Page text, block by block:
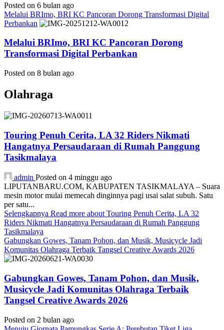
Posted on 6 bulan ago
Melalui BRImo, BRI KC Pancoran Dorong Transformasi Digital
Perbankan
Melalui BRImo, BRI KC Pancoran Dorong
Transformasi Digital Perbankan
Posted on 8 bulan ago
Olahraga
Touring Penuh Cerita, LA 32 Riders Nikmati
Hangatnya Persaudaraan di Rumah Panggung
Tasikmalaya
admin Posted on 4 minggu ago
LIPUTANBARU.COM, KABUPATEN TASIKMALAYA – Suara
mesin motor mulai memecah dinginnya pagi usai salat subuh. Satu
per satu...
Selengkapnya Read more about Touring Penuh Cerita, LA 32
Riders Nikmati Hangatnya Persaudaraan di Rumah Panggung
Tasikmalaya
Gabungkan Gowes, Tanam Pohon, dan Musik, Musicycle Jadi
Komunitas Olahraga Terbaik Tangsel Creative Awards 2026
Gabungkan Gowes, Tanam Pohon, dan Musik,
Musicycle Jadi Komunitas Olahraga Terbaik
Tangsel Creative Awards 2026
Posted on 2 bulan ago